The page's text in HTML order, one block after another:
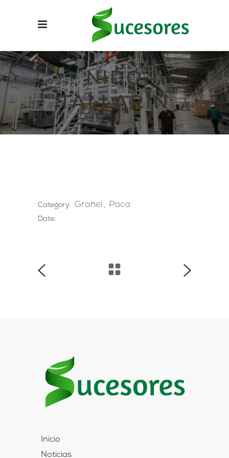
NIDO
TALLARÍN
Category: Granel Paca
Date:
Inicio
Noticias